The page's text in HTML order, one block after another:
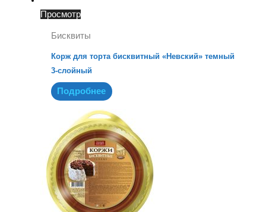
Просмотр
Бисквиты
Корж для торта бисквитный «Невский» темный
3-слойный
Подробнее